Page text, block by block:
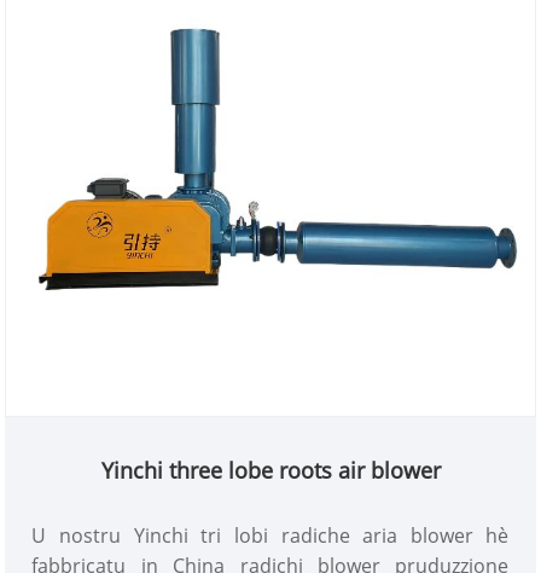
Yinchi three lobe roots air blower
U nostru Yinchi tri lobi radiche aria blower hè
fabbricatu in China radichi blower pruduzzione